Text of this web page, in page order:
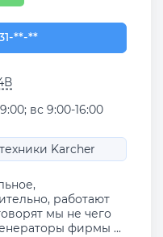
80-41
**-**
вс 9:00-16:00
Karcher
работают
мы не чего
фирмы ...